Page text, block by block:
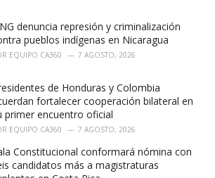
denuncia represión y criminalización
pueblos indígenas en Nicaragua
EQUIPO CA360 7 AGOSTO, 2026
de Honduras y Colombia
fortalecer cooperación bilateral en
primer encuentro oficial
EQUIPO CA360 7 AGOSTO, 2026
Constitucional conformará nómina con
candidatos más a magistraturas